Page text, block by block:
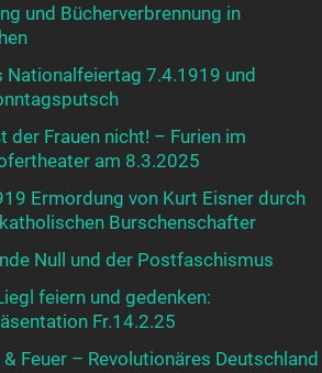
und Bücherverbrennung in
Nationalfeiertag 7.4.1919 und
der Frauen nicht! – Furien im
am 8.3.2025
Ermordung von Kurt Eisner durch
Burschenschafter
Null und der Postfaschismus
feiern und gedenken:
Fr.14.2.25
& Feuer – Revolutionäres Deutschland